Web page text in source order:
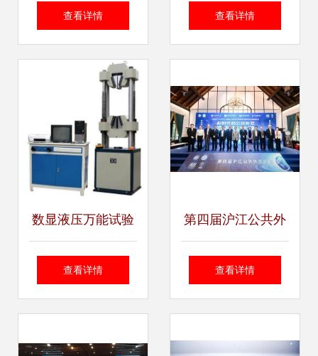
咨询 探索现代化航
查看详情
的技术咨询创新之
查看详情
数显液压万能试验
机使用说明书与技
查看详情
第四届沪江公共外
交论坛暨专家咨询
上海理工大学举行
查看详情